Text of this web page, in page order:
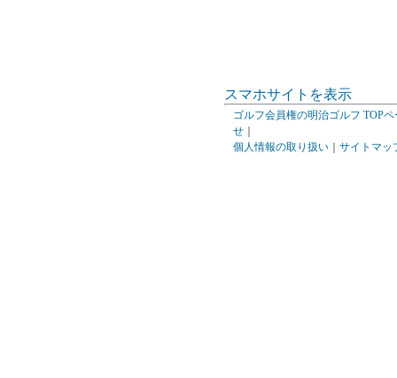
スマホサイトを表示
ゴルフ会員権の明治ゴルフ TOPペ
せ
個人情報の取り扱い
サイトマッ